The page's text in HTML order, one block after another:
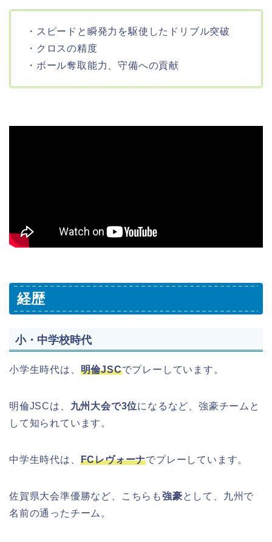
・スピードと瞬発力を駆使したドリブル突破
・クロスの精度
・ボール奪取能力、守備への貢献
経歴
小・中学校時代
小学生時代は、 明倫JSCでプレーしています。
明倫JSCは、 九州大会で3位になるなど、強豪チームと
して知られています。
中学生時代は、 FCレヴォーナでプレーしています。
佐賀県大会準優勝など、こちらも強豪として、九州で
名前の通ったチーム。